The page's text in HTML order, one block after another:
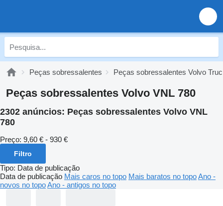
Peças sobressalentes Peças sobressalentes Volvo
Peças sobressalentes Volvo VNL 780
2302 anúncios: Peças sobressalentes Volvo VNL
780
Preço: 9,60 € - 930 €
Filtro
Tipo: Data de publicação
Data de publicação Mais caros no topo Mais baratos no topoAno -
novos no topoAno - antigos no topo